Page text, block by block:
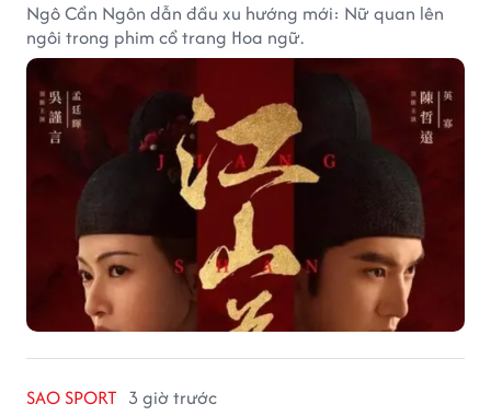
Ngô Cẩn Ngôn dẫn đầu xu hướng mới: Nữ quan lên
ngôi trong phim cổ trang Hoa ngữ.
SAO SPORT 3 giờ trước